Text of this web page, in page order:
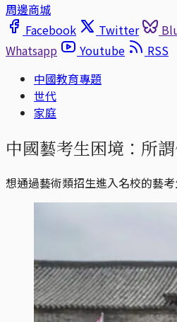
周邊商城
Facebook
Twitter
Whatsapp
Youtube
RSS
中國教育專題
世代
家庭
中國藝考生困境：所
想通過藝術類招生進入名校的藝